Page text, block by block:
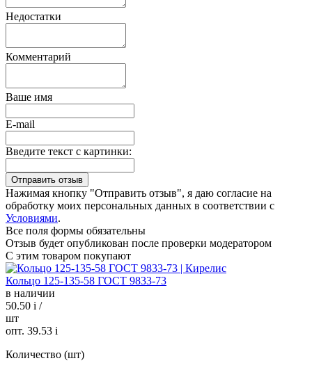
Недостатки
Комментарий
Ваше имя
E-mail
Введите текст с картинки:
Нажимая кнопку "Отправить отзыв", я даю согласие на
обработку моих персональных данных в соответствии с
Условиями.
Все поля формы обязательны
Отзыв будет опубликован после проверки модератором
С этим товаром покупают
Кольцо 125-135-58 ГОСТ 9833-73
в наличии
50.50 i /
шт
опт. 39.53 i
Количество (шт)